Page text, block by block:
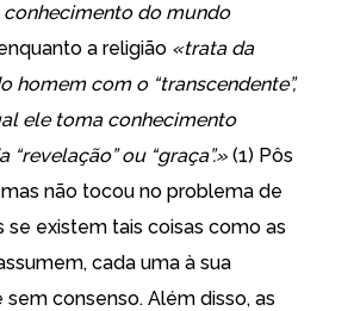
do mundo
a religião «trata da
homem com o “transcendente”,
ele toma conhecimento
“revelação” ou “graça”.» (1) Pôs
mas não tocou no problema de
se existem tais coisas como as
cada uma à sua
sem consenso. Além disso, as